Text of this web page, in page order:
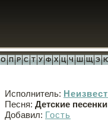
О П Р С Т У Ф Х Ц Ч Ш Щ Э
Исполнитель:
Песня: Детские
Добавил: Гость